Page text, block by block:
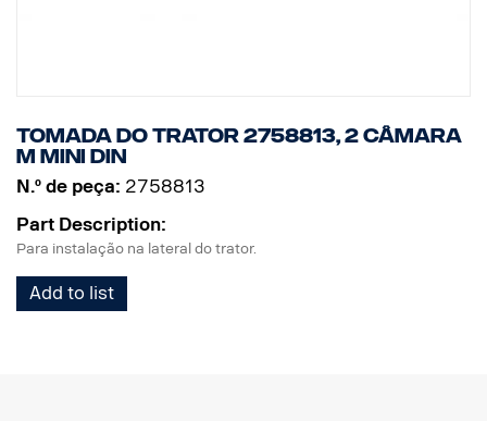
Tomada do trator 2758813, 2 câmara
M MINI DIN
N.º de peça: 2758813
Part Description:
Para instalação na lateral do trator.
Add to list